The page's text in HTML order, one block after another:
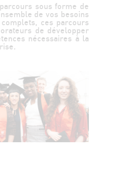
sous forme de
de vos besoins
ces parcours
de développer
nécessaires à la